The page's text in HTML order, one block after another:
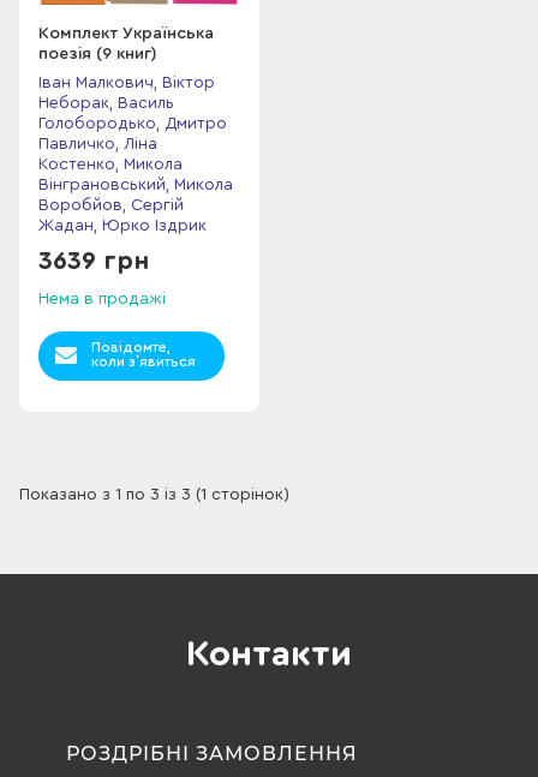
Комплект Українська
поезія (9 книг)
Іван Малкович, Віктор
Неборак, Василь
Голобородько, Дмитро
Павличко, Ліна
Костенко, Микола
Вінграновський, Микола
Воробйов, Сергій
Жадан, Юрко Іздрик
3639 грн
Нема в продажі
Повідомте,
коли з`явиться
Показано з 1 по 3 із 3 (1 сторінок)
Контакти
РОЗДРІБНІ ЗАМОВЛЕННЯ